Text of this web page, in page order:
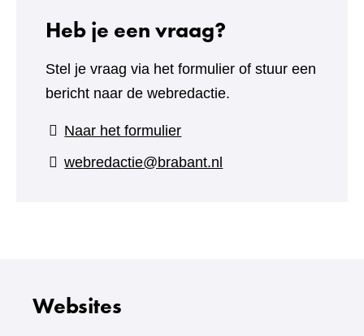
Heb je een vraag?
Stel je vraag via het formulier of stuur een
bericht naar de webredactie.
Naar het formulier(verwijst
naar
webredactie@brabant.nl
Websites